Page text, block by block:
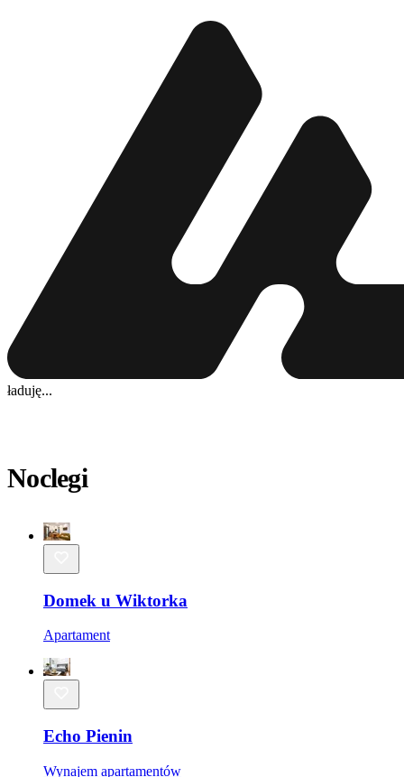
ładuję...
Noclegi
Domek u Wiktorka
Apartament
Echo Pienin
Wynajem apartamentów